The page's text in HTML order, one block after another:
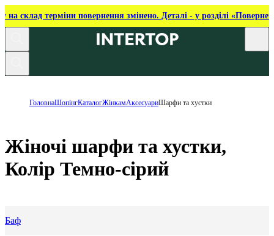
на склад терміни повернення змінено. Деталі - у розділі
ГоловнаШопінгКаталогЖінкамАксесуариШарфи та хустки
Жіночі шарфи та хустки,
Колір Темно-сірий
Баф